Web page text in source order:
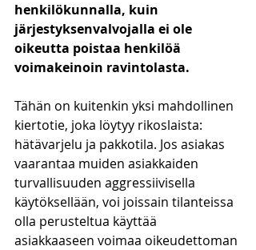
henkilökunnalla, kuin
järjestyksenvalvojalla ei ole
oikeutta poistaa henkilöä
voimakeinoin ravintolasta.
Tähän on kuitenkin yksi mahdollinen
kiertotie, joka löytyy rikoslaista:
hätävarjelu ja pakkotila. Jos asiakas
vaarantaa muiden asiakkaiden
turvallisuuden aggressiivisella
käytöksellään, voi joissain tilanteissa
olla perusteltua käyttää
asiakkaaseen voimaa oikeudettoman